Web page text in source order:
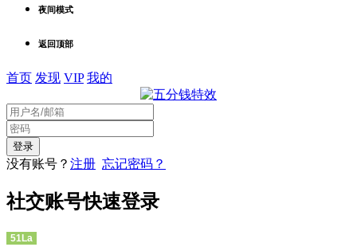
夜间模式
返回顶部
首页 发现 VIP 我的
没有账号？ 注册 忘记密码？
社交账号快速登录
51La